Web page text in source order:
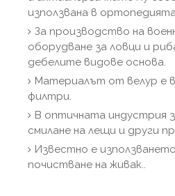
използвана в
За производство на
оборудване за ловци и
дебелите видове основа.
Материалът от велур е
филтри.
В оптичната индустрия
смилане на лещи и други
Известно е
почистване на живак..